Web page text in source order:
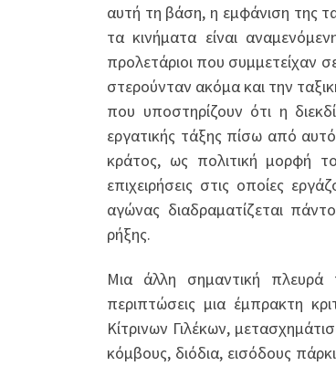
αυτή τη βάση, η εμφάνιση της
τα κινήματα είναι
προλετάριοι που συμμετείχαν
στερούνταν ακόμα και την
που υποστηρίζουν ότι η
εργατικής τάξης πίσω από
κράτος, ως πολιτική μορφή
επιχειρήσεις στις οποίες
αγώνας διαδραματίζεται
ρήξης.
Μια άλλη σημαντική πλευρά
περιπτώσεις μια έμπρακτη
Κίτρινων Γιλέκων,
κόμβους, διόδια, εισόδους